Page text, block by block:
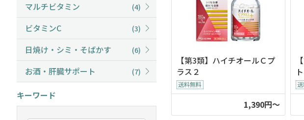
マルチビタミン (4)
ビタミンC (3)
日焼け・シミ・そばかす (6)
お酒・肝臓サポート (7)
キーワード
【第3類】ハイチオールＣプ
ラス２
1,390円～